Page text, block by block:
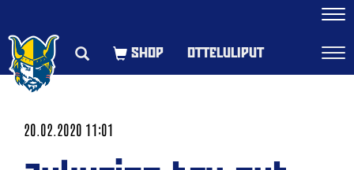
OTTELULIPUT
20.02.2020 11:01